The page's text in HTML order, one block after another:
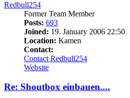
Redbull254
Former Team Member
Posts: 693
Joined: 19. January 2006 22:50
Location: Kamen
Contact:
Contact Redbull254
Website
Re: Shoutbox einbauen....